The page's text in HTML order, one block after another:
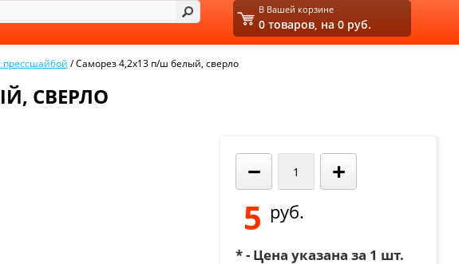
прессшайбой /Саморез 4,2х13 п/ш белый, сверло
СВЕРЛО
− +
5 руб.
* - Цена указана за 1 шт.
В Вашей корзине
0 товаров, на 0 руб.